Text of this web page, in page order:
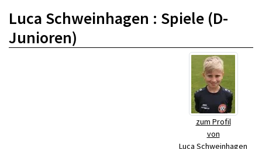
Luca Schweinhagen : Spiele (D-
Junioren)
zum Profil
von
Luca Schweinhagen